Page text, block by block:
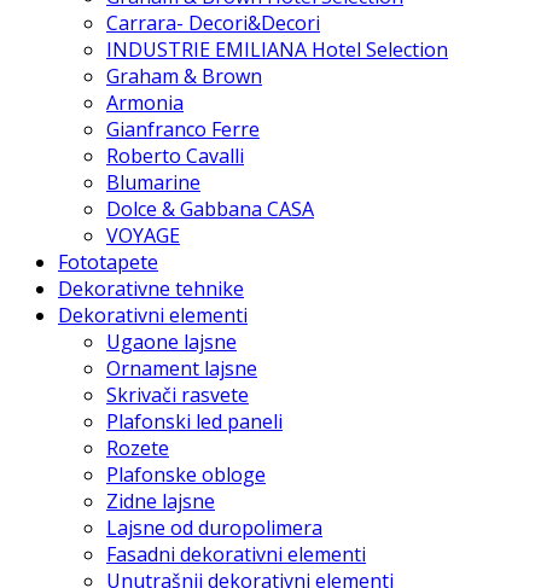
Carrara- Decori&Decori
INDUSTRIE EMILIANA Hotel Selection
Graham & Brown
Armonia
Gianfranco Ferre
Roberto Cavalli
Blumarine
Dolce & Gabbana CASA
VOYAGE
Fototapete
Dekorativne tehnike
Dekorativni elementi
Ugaone lajsne
Ornament lajsne
Skrivači rasvete
Plafonski led paneli
Rozete
Plafonske obloge
Zidne lajsne
Lajsne od duropolimera
Fasadni dekorativni elementi
Unutrašnji dekorativni elementi